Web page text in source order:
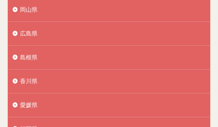
岡山県
広島県
島根県
香川県
愛媛県